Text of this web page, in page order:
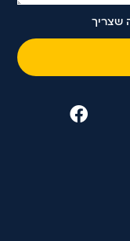
שצריך